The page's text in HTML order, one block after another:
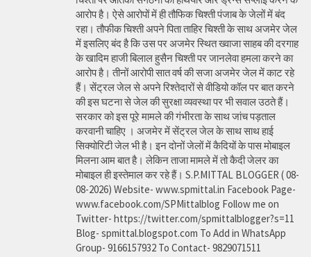
आरोप है। ऐसे आरोपों में ही तौफिक चिश्ती पंजाब के जेलों में बंद
रहा। तौफीक चिश्ती अपने पिता ताहिर चिश्ती के साथ अजमेर जेल
में इसलिए बंद है कि उस पर अजमेर स्थित ख्वाजा साहब की दरगाह
के खादिम हाजी बिलाल हुसैन चिश्ती पर जानलेवा हमला करने का
आरोप है। तीनों आरोपी सात वर्ष की सजा अजमेर जेल में काट रहे
हैं। सेंट्रल जेल से अपने रिश्तेदारों से वीडियो कॉल पर बात करने
की इस घटना से जेल की सुरक्षा व्यवस्था पर भी सवाल उठते हैं।
सरकार को इस पूरे मामले की गंभीरता के साथ जांच पड़ताल
करवानी चाहिए । अजमेर में सेंट्रल जेल के साथ साथ हाई
सिक्योरिटी जेल भी है। इन दोनों जेलों में कैदियों के पास मोबाइल
मिलना आम बात है। लेकिन ताजा मामले में तो कैदी जेलर का
मोबाइल ही इस्तेमाल कर रहे हैं। S.P.MITTAL BLOGGER ( 08-
08-2026) Website- www.spmittal.in Facebook Page-
www.facebook.com/SPMittalblog Follow me on
Twitter- https://twitter.com/spmittalblogger?s=11
Blog- spmittal.blogspot.com To Add in WhatsApp
Group- 9166157932 To Contact- 9829071511